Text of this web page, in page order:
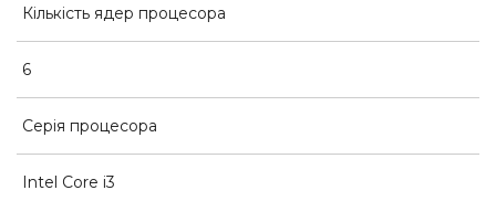
Кількість ядер процесора
6
Серія процесора
Intel Core i3